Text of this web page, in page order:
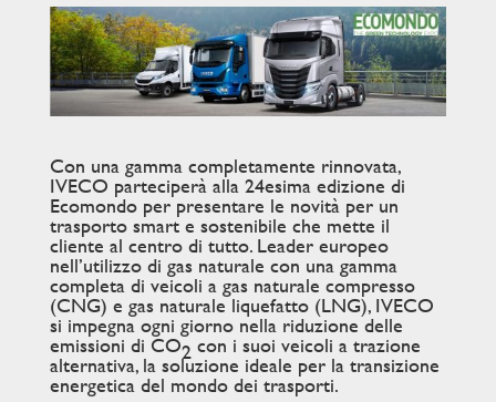
Con una gamma completamente rinnovata,
IVECO parteciperà alla 24esima edizione di
Ecomondo per presentare le novità per un
trasporto smart e sostenibile che mette il
cliente al centro di tutto. Leader europeo
nell’utilizzo di gas naturale con una gamma
completa di veicoli a gas naturale compresso
(CNG) e gas naturale liquefatto (LNG), IVECO
si impegna ogni giorno nella riduzione delle
emissioni di CO2con i suoi veicoli a trazione
alternativa, la soluzione ideale per la transizione
energetica del mondo dei trasporti.